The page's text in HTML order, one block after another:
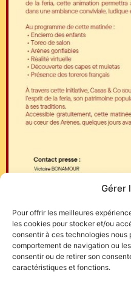
Gérer
Pour offrir les meilleures
les cookies pour stocker et/ou
consentir à ces technologies nous
comportement de navigation ou
consentir ou de retirer son
caractéristiques et fonctions.
Site de